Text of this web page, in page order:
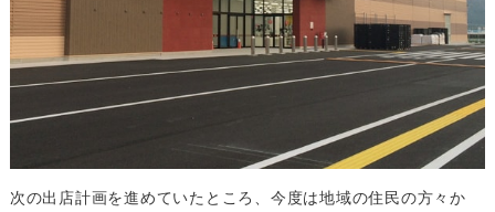
次の出店計画を進めていたところ、今度は地域の住民の方々か